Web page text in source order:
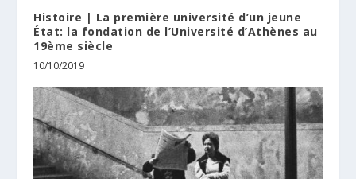
Histoire | La première université d’un jeune
État: la fondation de l’Université d’Athènes au
19ème siècle
10/10/2019